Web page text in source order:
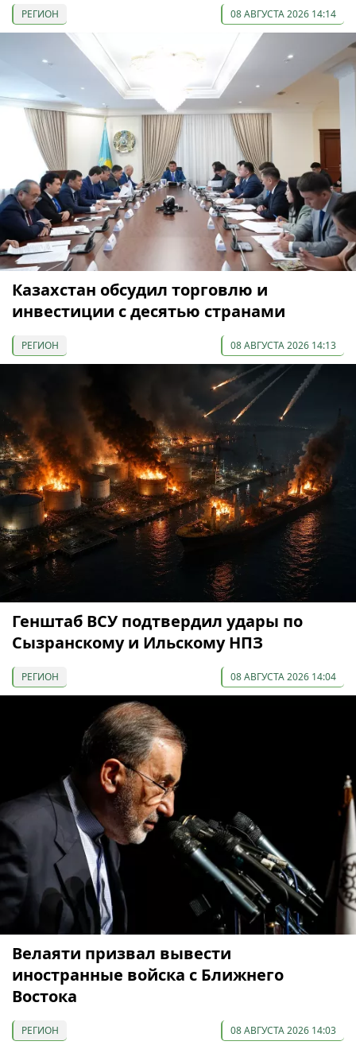
РЕГИОН 08 АВГУСТА 2026 14:14
Казахстан обсудил торговлю и
инвестиции с десятью странами
РЕГИОН 08 АВГУСТА 2026 14:13
Генштаб ВСУ подтвердил удары по
Сызранскому и Ильскому НПЗ
РЕГИОН 08 АВГУСТА 2026 14:04
Велаяти призвал вывести
иностранные войска с Ближнего
Востока
РЕГИОН 08 АВГУСТА 2026 14:03